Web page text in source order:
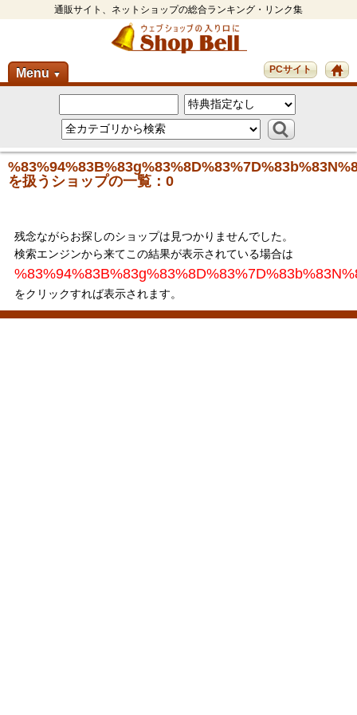
通販サイト、ネットショップの総合ランキング・リンク集
Menu ▼ PCサイト
を扱うショップの一覧：0
残念ながらお探しのショップは見つかりませんでした。
検索エンジンから来てこの結果が表示されている場合は
をクリックすれば表示されます。